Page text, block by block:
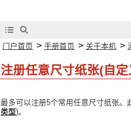
门户首页 > 手册首页 > 关于本机 >
注册任意尺寸纸张(自
最多可以注册5个常用任意尺寸纸张
类型)。